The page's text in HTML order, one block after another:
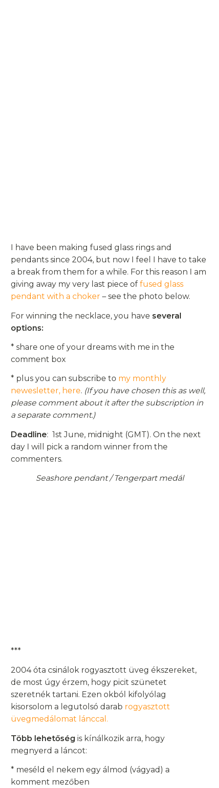
I have been making fused glass rings and
pendants since 2004, but now I feel I have to take
a break from them for a while. For this reason I am
giving away my very last piece offused glass
pendant with a choker – see the photo below.
For winning the necklace, you have several
options:
* share one of your dreams with me in the
comment box
* plus you can subscribe to my monthly
newesletter, here. (If you have chosen this as well,
please comment about it after the subscription in
a separate comment.)
Deadline: 1st June, midnight (GMT). On the next
day I will pick a random winner from the
commenters.
Seashore pendant / Tengerpart medál
***
2004 óta csinálok rogyasztott üveg ékszereket,
de most úgy érzem, hogy picit szünetet
szeretnék tartani. Ezen okból kifolyólag
kisorsolom a legutolsó darab rogyasztott
üvegmedálomat lánccal.
Több lehetőség is kínálkozik arra, hogy
megnyerd a láncot:
* meséld el nekem egy álmod (vágyad) a
komment mezőben